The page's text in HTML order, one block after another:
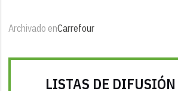
Archivado enCarrefour
LISTAS DE DIFUSIÓN